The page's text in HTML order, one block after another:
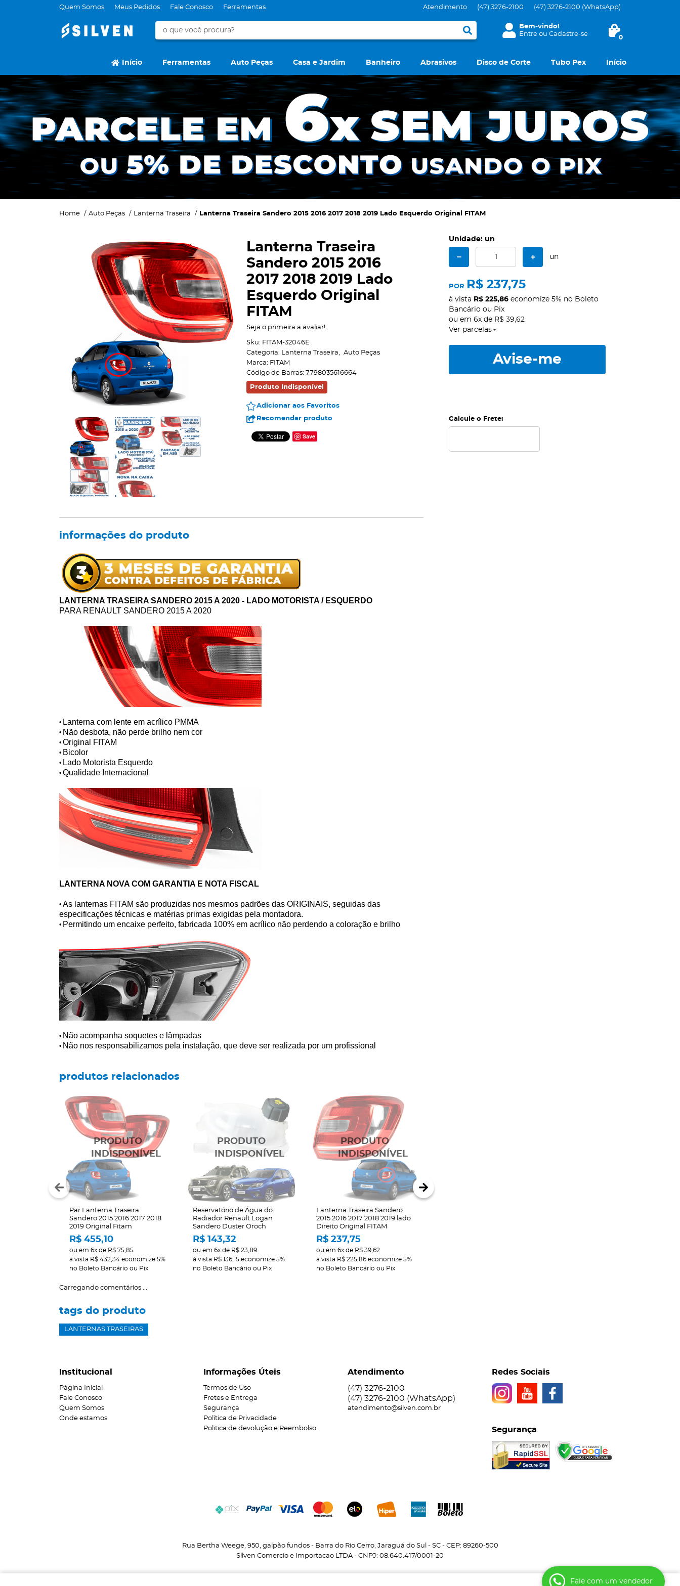
Quem Somos Meus Pedidos Fale Conosco Ferramentas Atendimento (47) 3276-2100 (47) 3276-2100 (WhatsApp)
Bem-vindo!
Entreou Cadastre-se 0
Início Ferramentas Auto Peças Casa e Jardim Banheiro Abrasivos Disco de Corte Tubo Pex Início
Home Auto Peças Lanterna Traseira Lanterna Traseira Sandero 2015 2016 2017 2018 2019 Lado Esquerdo Original FITAM
Lanterna Traseira
Sandero 2015 2016
2017 2018 2019 Lado
Esquerdo Original
FITAM
Seja o primeira a avaliar!
Sku: FITAM-32046E
Categoria: Lanterna Traseira
Auto Peças
Marca: FITAM
Código de Barras: 7798035616664
Produto Indisponível
Adicionar aos Favoritos
Recomendar produto
Save
Unidade: un
un
POR R$ 237,75
à vista R$ 225,86 economize5% no Boleto
Bancário ou Pix
ou em6x de R$ 39,62
Ver parcelas
Avise-me
Calcule o Frete:
informações do produto
LANTERNA TRASEIRA SANDERO 2015 A 2020 - LADO MOTORISTA / ESQUERDO
PARA RENAULT SANDERO 2015 A 2020
• Lanterna com lente em acrílico PMMA
• Não desbota, não perde brilho nem cor
• Original FITAM
• Bicolor
• Lado Motorista Esquerdo
• Qualidade Internacional
LANTERNA NOVA COM GARANTIA E NOTA FISCAL
• As lanternas FITAM são produzidas nos mesmos padrões das ORIGINAIS, seguidas das
especificações técnicas e matérias primas exigidas pela montadora.
• Permitindo um encaixe perfeito, fabricada 100% em acrílico não perdendo a coloração e brilho
• Não acompanha soquetes e lâmpadas
• Não nos responsabilizamos pela instalação, que deve ser realizada por um profissional
produtos relacionados
Par Lanterna Traseira
Sandero 2015 2016 2017 2018
2019 Original Fitam
R$ 455,10
ou em 6x de R$ 75,85
à vista R$ 432,34 economize 5%
no Boleto Bancário ou Pix
Reservatório de Água do
Radiador Renault Logan
Sandero Duster Oroch
R$ 143,32
ou em 6x de R$ 23,89
à vista R$ 136,15 economize 5%
no Boleto Bancário ou Pix
Lanterna Traseira Sandero
2015 2016 2017 2018 2019 lado
Direito Original FITAM
R$ 237,75
ou em 6x de R$ 39,62
à vista R$ 225,86 economize 5%
no Boleto Bancário ou Pix
Carregando comentários ...
tags do produto
LANTERNAS TRASEIRAS
Institucional
Página Inicial
Fale Conosco
Quem Somos
Onde estamos
Informações Úteis
Termos de Uso
Fretes e Entrega
Segurança
Política de Privacidade
Politica de devolução e Reembolso
Atendimento
(47) 3276-2100
(47) 3276-2100 (WhatsApp)
atendimento@silven.com.br
Redes Sociais
Segurança
Rua Bertha Weege, 950, galpão fundos- Barra do Rio Cerro, Jaraguá do Sul - SC- CEP: 89260-500
Silven Comercio e Importacao LTDA - CNPJ: 08.640.417/0001-20
Fale com um vendedor